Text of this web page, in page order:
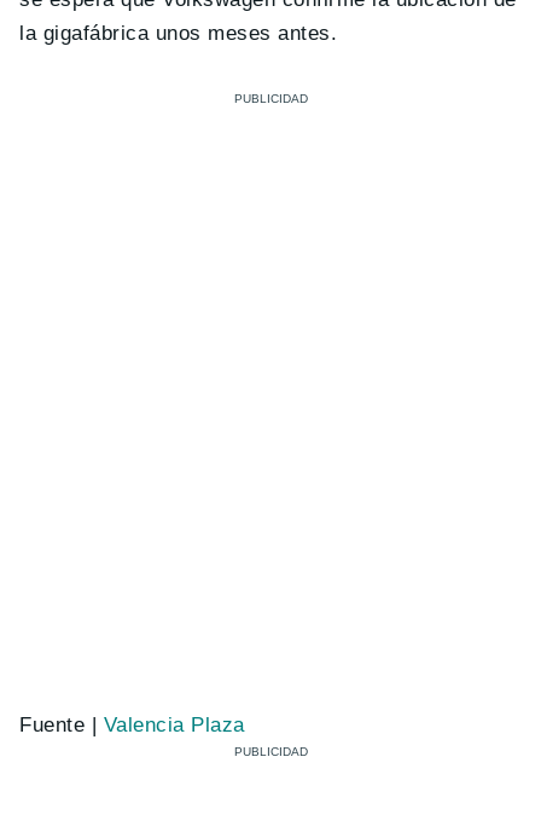
la gigafábrica unos meses antes.
Fuente | Valencia Plaza